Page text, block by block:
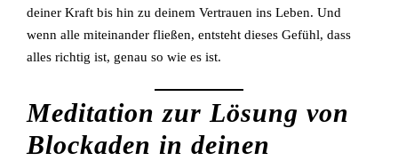
deiner Kraft bis hin zu deinem Vertrauen ins Leben. Und
wenn alle miteinander fließen, entsteht dieses Gefühl, dass
alles richtig ist, genau so wie es ist.
Meditation zur Lösung von
Blockaden in deinen